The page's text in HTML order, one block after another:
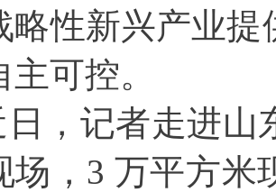
略性新兴产业
可控。
日，记者走进山
场，3 万平方米